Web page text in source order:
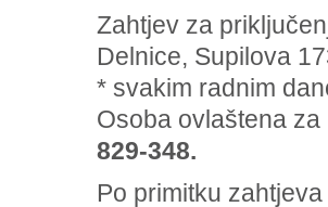
Zahtjev za
Delnice, Supilova
* svakim radnim
Osoba ovlaštena
829-348.
Po primitku